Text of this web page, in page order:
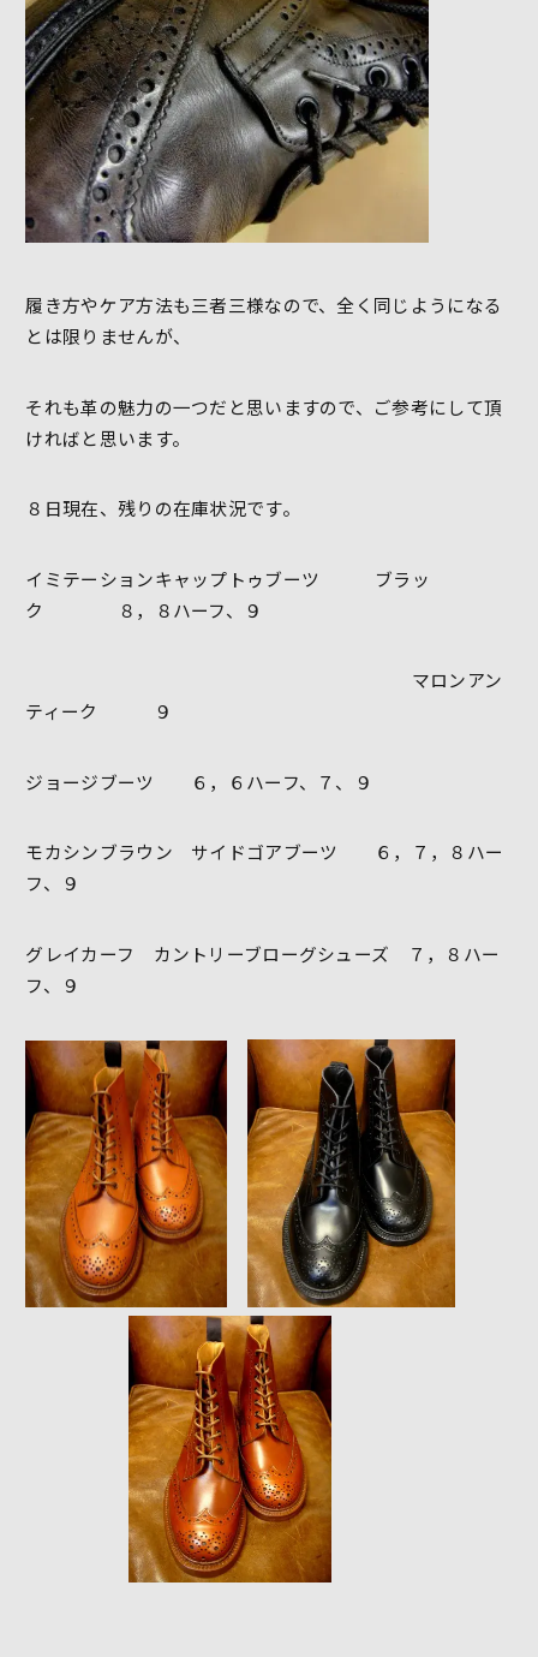
履き方やケア方法も三者三様なので、全く同じようになる
とは限りませんが、
それも革の魅力の一つだと思いますので、ご参考にして頂
ければと思います。
８日現在、残りの在庫状況です。
イミテーションキャップトゥブーツ ブラッ
ク ８，８ハーフ、９
マロンアン
ティーク ９
ジョージブーツ ６，６ハーフ、７、９
モカシンブラウン サイドゴアブーツ ６，７，８ハー
フ、９
グレイカーフ カントリーブローグシューズ ７，８ハー
フ、９